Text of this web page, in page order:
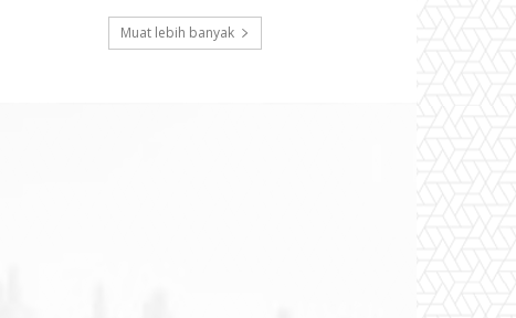
Muat lebih banyak